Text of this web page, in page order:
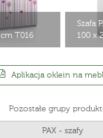
T016
Szafa
100 x
Aplikacja oklein na
Pozostałe grupy
PAX - szafy